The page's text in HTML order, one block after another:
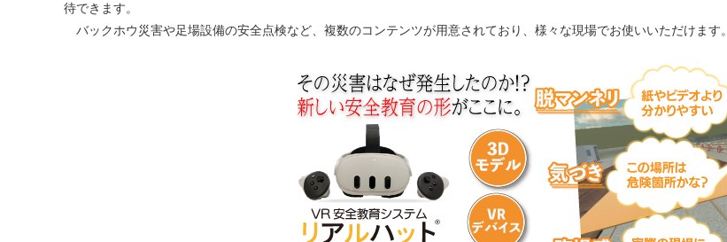
待できます。
バックホウ災害や足場設備の安全点検など、複数のコンテンツが用意されており、様々な現場でお使いいただけます。